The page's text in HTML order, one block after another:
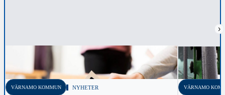
›
VÄRNAMO KOMMUN NYHETER VÄRNAMO